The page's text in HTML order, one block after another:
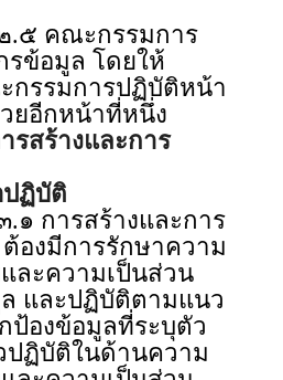
ะกรรมการ
รข้อมูล โดยให้
กรรมการปฏิบัติหน้า
ยอีกหน้าที่หนึ่ง
รสร้างและการ
ฏิบัติ
สร้างและการ
องมีการรักษาความ
ละความเป็นส่วน
และปฏิบัติตามแนว
ป้องข้อมูลที่ระบุตัว
ปฏิบัติในด้านความ